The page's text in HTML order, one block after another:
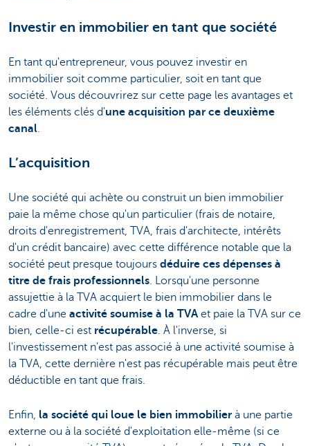
Investir en immobilier en tant que société
En tant qu'entrepreneur, vous pouvez investir en
immobilier soit comme particulier, soit en tant que
société. Vous découvrirez sur cette page les avantages et
les éléments clés d'une acquisition par ce deuxième
canal.
L’acquisition
Une société qui achète ou construit un bien immobilier
paie la même chose qu'un particulier (frais de notaire,
droits d'enregistrement, TVA, frais d'architecte, intérêts
d'un crédit bancaire) avec cette différence notable que la
société peut presque toujours déduire ces dépenses à
titre de frais professionnels. Lorsqu'une personne
assujettie à la TVA acquiert le bien immobilier dans le
cadre d'une activité soumise à la TVA et paie la TVA sur ce
bien, celle-ci est récupérable. À l'inverse, si
l'investissement n'est pas associé à une activité soumise à
la TVA, cette dernière n'est pas récupérable mais peut être
déductible en tant que frais.
Enfin, la société qui loue le bien immobilier à une partie
externe ou à la société d'exploitation elle-même (si ce